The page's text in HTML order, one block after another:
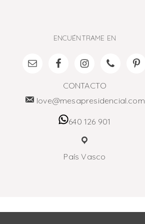
ENCUÉNTRAME EN
CONTACTO
love@mesapresidencial.com
640 126 901
País Vasco